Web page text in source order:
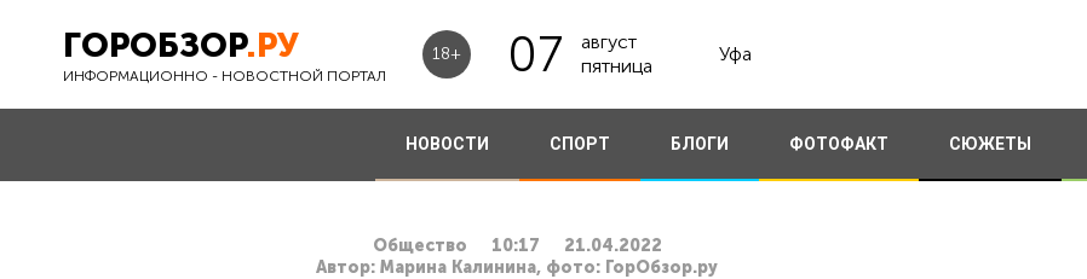
ГОРОБЗОР.РУ
ИНФОРМАЦИОННО - НОВОСТНОЙ ПОРТАЛ
18+ 07
август
пятница
Уфа
НОВОСТИ СПОРТ БЛОГИ ФОТОФАКТ СЮЖЕТЫ
Общество 10:17
21.04.2022
Автор: Марина Калинина, фото: ГорОбзор.ру